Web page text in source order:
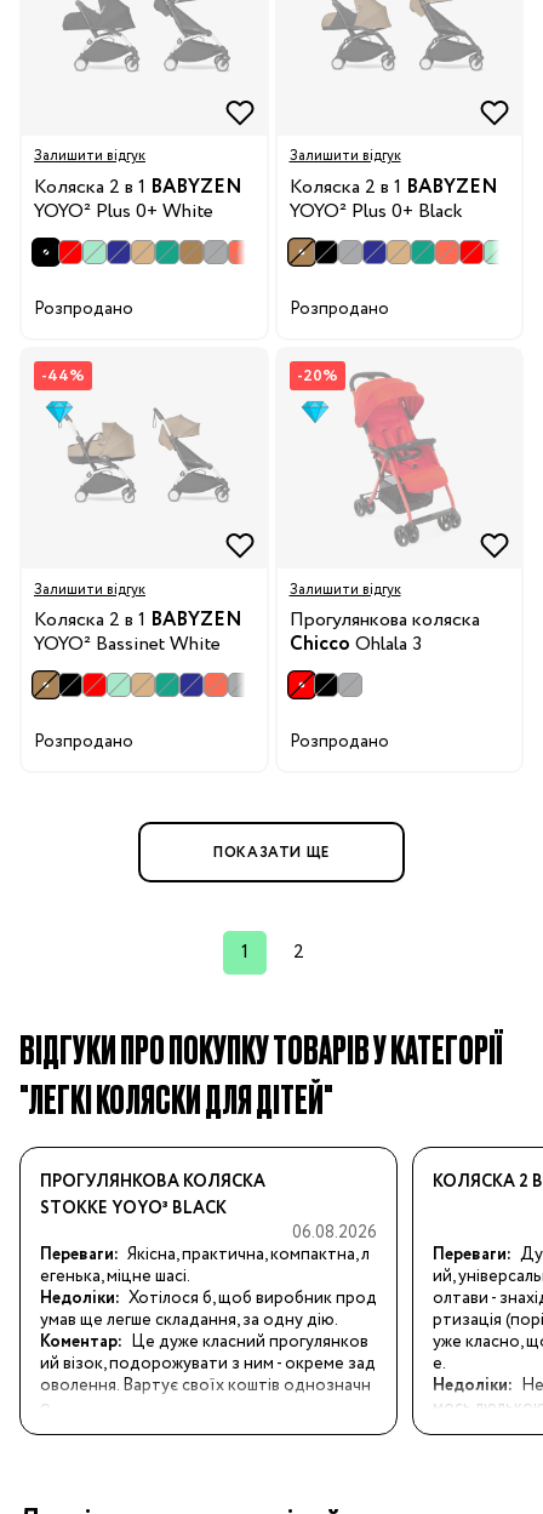
Залишити відгук
Коляска 2 в 1 BABYZEN
YOYO² Plus 0+ White
Розпродано
Залишити відгук
Коляска 2 в 1 BABYZEN
YOYO² Plus 0+ Black
Розпродано
-44%
Залишити відгук
Коляска 2 в 1 BABYZEN
YOYO² Bassinet White
Розпродано
-20%
Залишити відгук
Прогулянкова коляска
Chicco Ohlala 3
Розпродано
ПОКАЗАТИ ЩЕ
1 2
ВІДГУКИ ПРО ПОКУПКУ ТОВАРІВ У КАТЕГОРІЇ
"ЛЕГКІ КОЛЯСКИ ДЛЯ ДІТЕЙ"
ПРОГУЛЯНКОВА КОЛЯСКА
STOKKE YOYO³ BLACK
06.08.2026
Переваги: Якісна, практична, компактна, л
егенька, міцне шасі.
Недоліки: Хотілося б, щоб виробник прод
умав ще легше складання, за одну дію.
Коментар: Це дуже класний прогулянков
ий візок, подорожувати з ним - окреме зад
оволення. Вартує своїх коштів однозначн
о.
КОЛЯСКА 2 В
Переваги:
ий,
олтави -
ртизація
уже класно,
е.
Недоліки:
мось